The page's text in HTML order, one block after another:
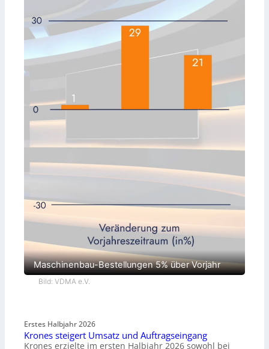
Maschinenbau-Bestellungen 5% über Vorjahr
Bild: VDMA e.V.
Erstes Halbjahr 2026
Krones steigert Umsatz und Auftragseingang
Krones erzielte im ersten Halbjahr 2026 sowohl bei